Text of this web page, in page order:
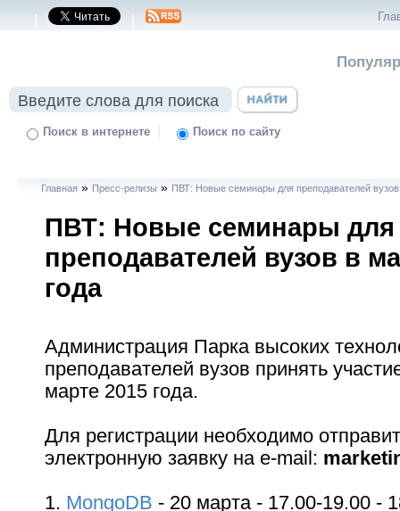
| |
Поиск в интернете | Поиск по сайту
Главная » Пресс-релизы » ПВТ: Новые семинары для преподавателей
ПВТ: Новые семинары для
преподавателей вузов в
года
Администрация Парка высоких
преподавателей вузов принять
марте 2015 года.
Для регистрации необходимо
электронную заявку на e-mail:
1. MongoDB - 20 марта - 17.00-19.00 -